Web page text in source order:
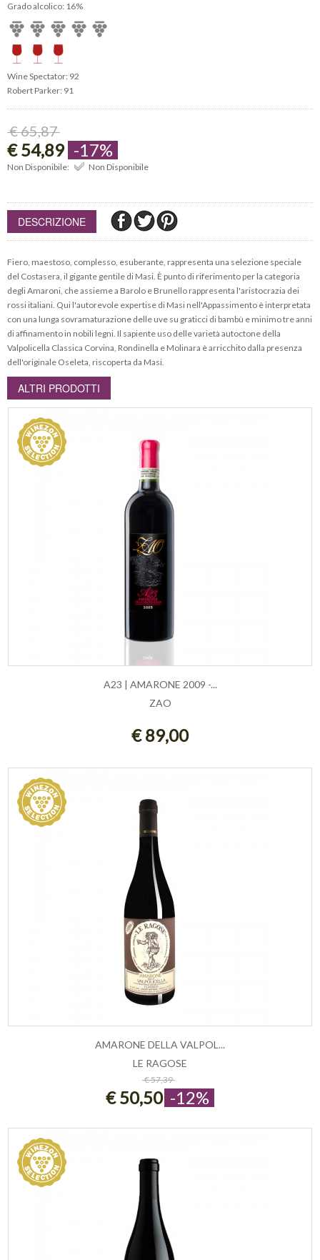
Grado alcolico: 16%
Wine Spectator: 92
Robert Parker: 91
€ 65,87
€ 54,89 -17%
Non Disponibile: Non Disponibile
DESCRIZIONE
Fiero, maestoso, complesso, esuberante, rappresenta una selezione speciale
del Costasera, il gigante gentile di Masi. È punto di riferimento per la categoria
degli Amaroni, che assieme a Barolo e Brunello rappresenta l'aristocrazia dei
rossi italiani. Qui l'autorevole expertise di Masi nell'Appassimento è interpretata
con una lunga sovramaturazione delle uve su graticci di bambù e minimo tre anni
di affinamento in nobili legni. Il sapiente uso delle varietà autoctone della
Valpolicella Classica Corvina, Rondinella e Molinara è arricchito dalla presenza
dell'originale Oseleta, riscoperta da Masi.
ALTRI PRODOTTI
AGGIUNGI AL CARRELLO
A23 | AMARONE 2009 -...
ZAO
€ 89,00
ESAURITO
AMARONE DELLA VALPOL...
LE RAGOSE
€ 57,39
€ 50,50 -12%